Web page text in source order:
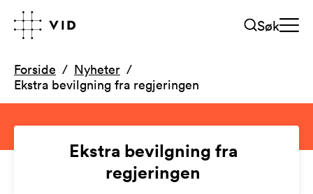
Søk
Forside
Nyheter
Ekstra bevilgning fra regjeringen
Ekstra bevilgning fra
regjeringen